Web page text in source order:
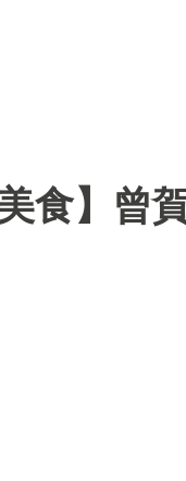
美食】曾